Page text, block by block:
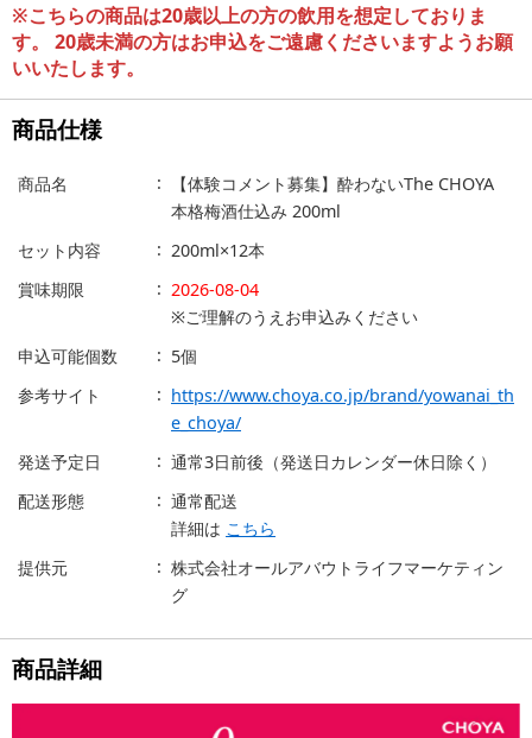
※こちらの商品は20歳以上の方の飲用を想定しておりま
す。 20歳未満の方はお申込をご遠慮くださいますようお願
いいたします。
商品仕様
商品名
【体験コメント募集】酔わないThe CHOYA
本格梅酒仕込み 200ml
セット内容
200ml×12本
賞味期限
2026-08-04
※ご理解のうえお申込みください
申込可能個数
5個
参考サイト
https://www.choya.co.jp/brand/yowanai_th
e_choya/
発送予定日
通常3日前後（発送日カレンダー休日除く）
配送形態
通常配送
詳細は こちら
提供元
株式会社オールアバウトライフマーケティン
グ
商品詳細